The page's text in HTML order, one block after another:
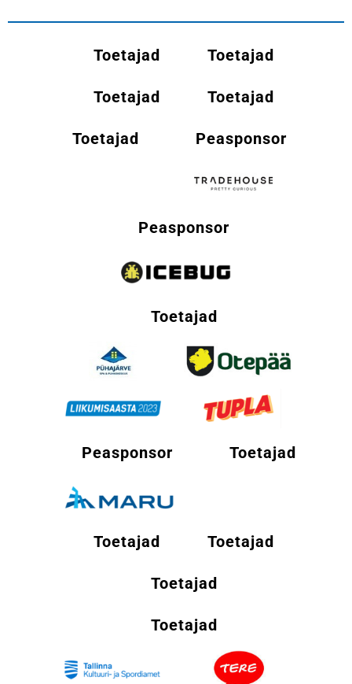
Toetajad Toetajad
Toetajad Toetajad
Toetajad Peasponsor
Peasponsor
Toetajad
Peasponsor Toetajad
Toetajad Toetajad
Toetajad
Toetajad